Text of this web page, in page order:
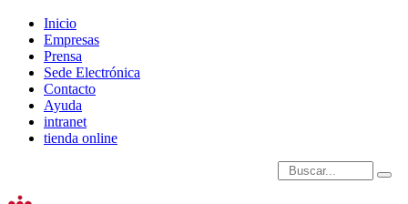
Inicio
Empresas
Prensa
Sede Electrónica
Contacto
Ayuda
intranet
tienda online
Introduce términos de